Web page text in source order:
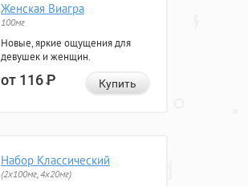
Женская Виагра
100мг
Новые, яркие ощущения для
девушек и женщин.
от 116Р Купить
Набор Классический
(2x100мг, 4x20мг)